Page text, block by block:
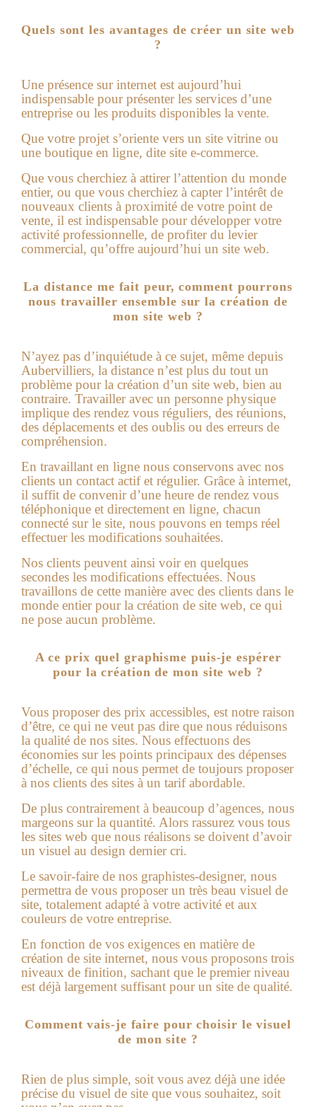
Quels sont les avantages de créer un site web
?
Une présence sur internet est aujourd’hui
indispensable pour présenter les services d’une
entreprise ou les produits disponibles la vente.
Que votre projet s’oriente vers un site vitrine ou
une boutique en ligne, dite site e-commerce.
Que vous cherchiez à attirer l’attention du monde
entier, ou que vous cherchiez à capter l’intérêt de
nouveaux clients à proximité de votre point de
vente, il est indispensable pour développer votre
activité professionnelle, de profiter du levier
commercial, qu’offre aujourd’hui un site web.
La distance me fait peur, comment pourrons
nous travailler ensemble sur la création de
mon site web ?
N’ayez pas d’inquiétude à ce sujet, même depuis
Aubervilliers, la distance n’est plus du tout un
problème pour la création d’un site web, bien au
contraire. Travailler avec un personne physique
implique des rendez vous réguliers, des réunions,
des déplacements et des oublis ou des erreurs de
compréhension.
En travaillant en ligne nous conservons avec nos
clients un contact actif et régulier. Grâce à internet,
il suffit de convenir d’une heure de rendez vous
téléphonique et directement en ligne, chacun
connecté sur le site, nous pouvons en temps réel
effectuer les modifications souhaitées.
Nos clients peuvent ainsi voir en quelques
secondes les modifications effectuées. Nous
travaillons de cette manière avec des clients dans le
monde entier pour la création de site web, ce qui
ne pose aucun problème.
A ce prix quel graphisme puis-je espérer
pour la création de mon site web ?
Vous proposer des prix accessibles, est notre raison
d’être, ce qui ne veut pas dire que nous réduisons
la qualité de nos sites. Nous effectuons des
économies sur les points principaux des dépenses
d’échelle, ce qui nous permet de toujours proposer
à nos clients des sites à un tarif abordable.
De plus contrairement à beaucoup d’agences, nous
margeons sur la quantité. Alors rassurez vous tous
les sites web que nous réalisons se doivent d’avoir
un visuel au design dernier cri.
Le savoir-faire de nos graphistes-designer, nous
permettra de vous proposer un très beau visuel de
site, totalement adapté à votre activité et aux
couleurs de votre entreprise.
En fonction de vos exigences en matière de
création de site internet, nous vous proposons trois
niveaux de finition, sachant que le premier niveau
est déjà largement suffisant pour un site de qualité.
Comment vais-je faire pour choisir le visuel
de mon site ?
Rien de plus simple, soit vous avez déjà une idée
précise du visuel de site que vous souhaitez, soit